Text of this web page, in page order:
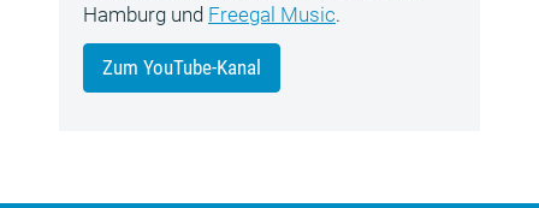
Hamburg und Freegal Music.
Zum YouTube-Kanal